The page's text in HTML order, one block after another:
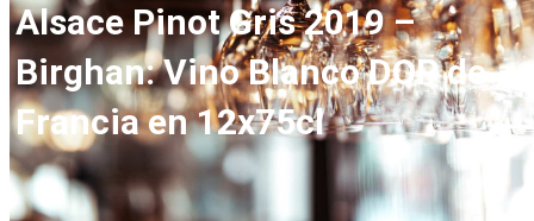
Alsace Pinot Gris 2019 –
Birghan: Vino Blanco DOP de
Francia en 12x75cl